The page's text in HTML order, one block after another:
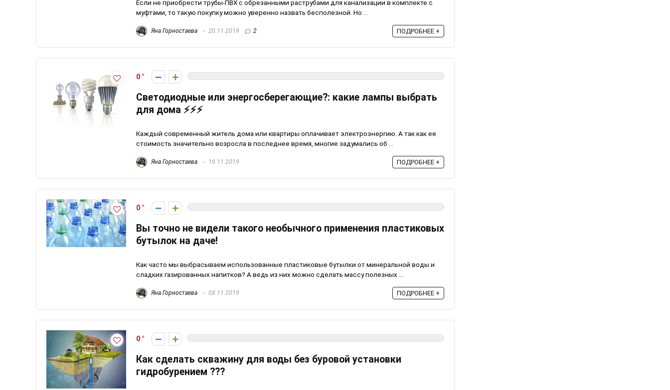
Если не приобрести трубы-ПВХ с обрезанными раструбами для канализации в комплекте с
муфтами, то такую покупку можно уверенно назвать бесполезной. Но ...
Яна Горностаева 20.11.2019 2 ПОДРОБНЕЕ +
0
Светодиодные или энергосберегающие?: какие лампы выбрать
для дома ⚡️⚡️⚡️
Каждый современный житель дома или квартиры оплачивает электроэнергию. А так как ее
стоимость значительно возросла в последнее время, многие задумались об ...
Яна Горностаева 19.11.2019 ПОДРОБНЕЕ +
0
Вы точно не видели такого необычного применения пластиковых
бутылок на даче!
Как часто мы выбрасываем использованные пластиковые бутылки от минеральной воды и
сладких газированных напитков? А ведь из них можно сделать массу полезных ...
Яна Горностаева 08.11.2019 ПОДРОБНЕЕ +
0
Как сделать скважину для воды без буровой установки
гидробурением ???